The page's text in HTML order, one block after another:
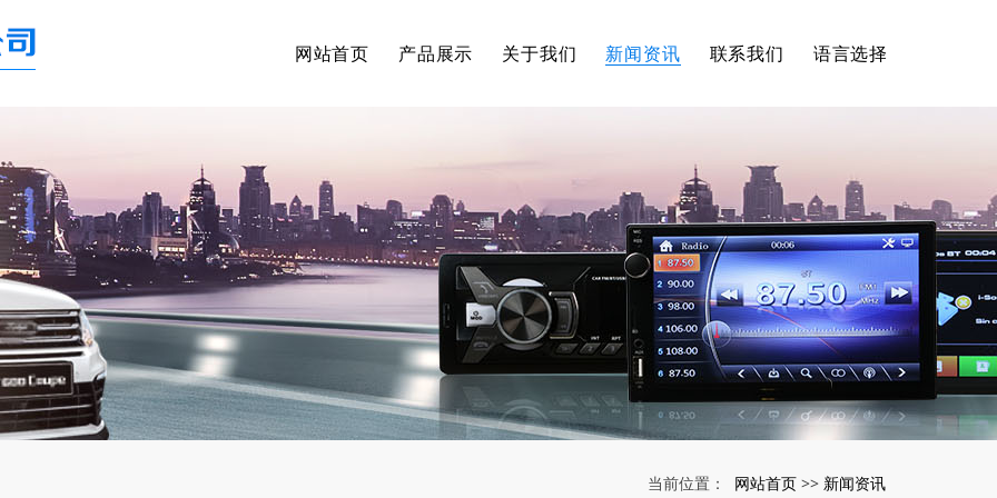
网站首页 产品展示 关于我们 新闻资讯 联系我们 语言选择
当前位置： 网站首页 >> 新闻资讯